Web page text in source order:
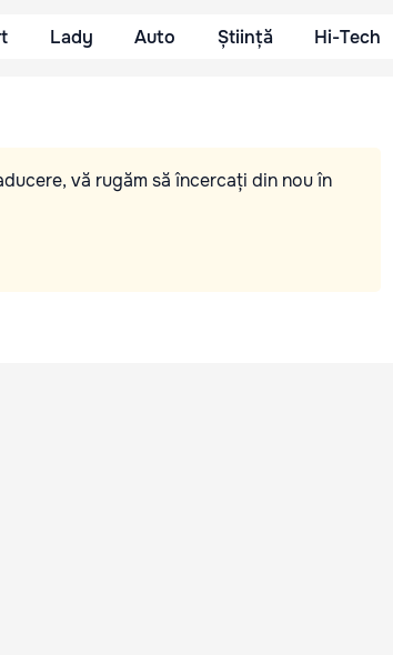
Lady Auto Știință Hi-Tech
vă rugăm să încercați din nou în